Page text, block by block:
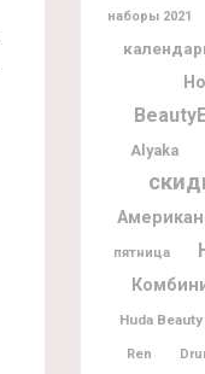
наборы 2021
Alyaka
пятница
Huda Beauty
Ren